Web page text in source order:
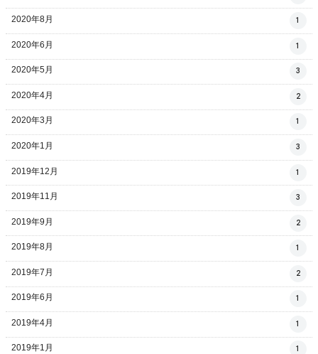
2020年8月 1
2020年6月 1
2020年5月 3
2020年4月 2
2020年3月 1
2020年1月 3
2019年12月 1
2019年11月 3
2019年9月 2
2019年8月 1
2019年7月 2
2019年6月 1
2019年4月 1
2019年1月 1